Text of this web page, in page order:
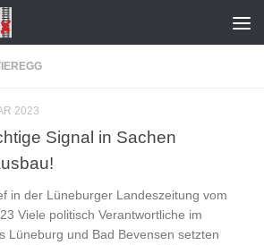
2023
Signal in Sachen
in der Lüneburger Landeszeitung vom
Viele politisch Verantwortliche im
Lüneburg und Bad Bevensen setzten